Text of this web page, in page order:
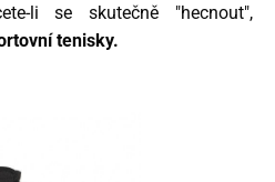
li se skutečně "hecnout",
tenisky.